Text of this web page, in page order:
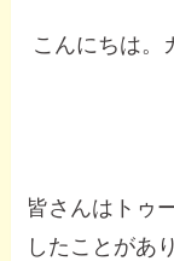
こんにちは。
皆さんはトゥ
したことがあ